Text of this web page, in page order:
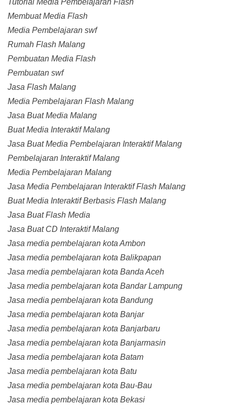
Tutorial Media Pembelajaran Flash
Membuat Media Flash
Media Pembelajaran swf
Rumah Flash Malang
Pembuatan Media Flash
Pembuatan swf
Jasa Flash Malang
Media Pembelajaran Flash Malang
Jasa Buat Media Malang
Buat Media Interaktif Malang
Jasa Buat Media Pembelajaran Interaktif Malang
Pembelajaran Interaktif Malang
Media Pembelajaran Malang
Jasa Media Pembelajaran Interaktif Flash Malang
Buat Media Interaktif Berbasis Flash Malang
Jasa Buat Flash Media
Jasa Buat CD Interaktif Malang
Jasa media pembelajaran kota Ambon
Jasa media pembelajaran kota Balikpapan
Jasa media pembelajaran kota Banda Aceh
Jasa media pembelajaran kota Bandar Lampung
Jasa media pembelajaran kota Bandung
Jasa media pembelajaran kota Banjar
Jasa media pembelajaran kota Banjarbaru
Jasa media pembelajaran kota Banjarmasin
Jasa media pembelajaran kota Batam
Jasa media pembelajaran kota Batu
Jasa media pembelajaran kota Bau-Bau
Jasa media pembelajaran kota Bekasi